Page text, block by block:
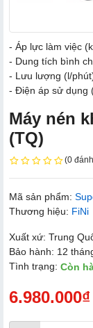
- Áp lực làm việc
- Dung tích bình
- Lưu lượng (l/
- Điện áp sử dụng
Máy nén
(TQ)
(0
Mã sản phẩm:
Thương hiệu: FiNi
Xuất xứ: Trung
Bảo hành: 12
Tình trạng: Còn
6.980.000₫